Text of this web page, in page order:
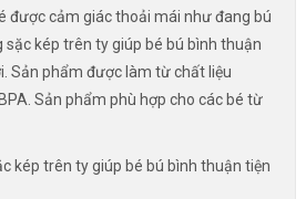
được cảm giác thoải mái như đang bú
sặc kép trên ty giúp bé bú bình thuận
Sản phẩm được làm từ chất liệu
Sản phẩm phù hợp cho các bé từ
kép trên ty giúp bé bú bình thuận tiện